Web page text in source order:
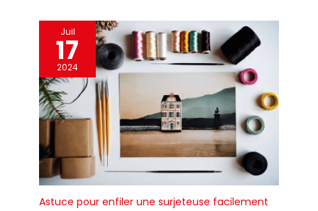
Juil
17
2024
Astuce pour enfiler une surjeteuse facilement